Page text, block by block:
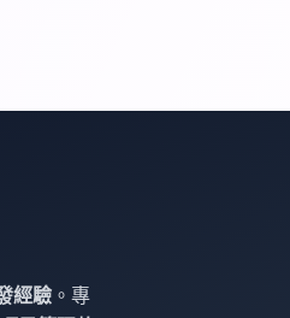
經驗 。專